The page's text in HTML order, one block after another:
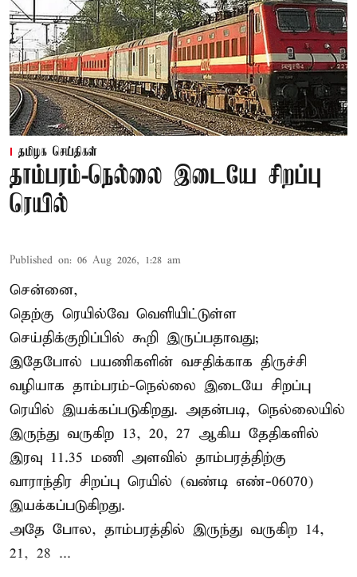
தமிழக செய்திகள்
தாம்பரம்-நெல்லை இடையே சிறப்பு
ரெயில்
Published on: 06 Aug 2026, 1:28 am
சென்னை,
தெற்கு ரெயில்வே வெளியிட்டுள்ள
செய்திக்குறிப்பில் கூறி இருப்பதாவது;
இதேபோல் பயணிகளின் வசதிக்காக திருச்சி
வழியாக தாம்பரம்-நெல்லை இடையே சிறப்பு
ரெயில் இயக்கப்படுகிறது. அதன்படி, நெல்லையில்
இருந்து வருகிற 13, 20, 27 ஆகிய தேதிகளில்
இரவு 11.35 மணி அளவில் தாம்பரத்திற்கு
வாராந்திர சிறப்பு ரெயில் (வண்டி எண்-06070)
இயக்கப்படுகிறது.
அதே போல, தாம்பரத்தில் இருந்து வருகிற 14,
21, 28 ...